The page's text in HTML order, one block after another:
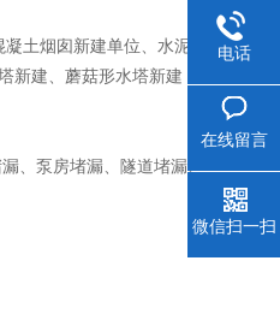
土烟囱新建单位、水泥
新建、蘑菇形水塔新建 筒
、泵房堵漏、隧道堵漏、
电话
在线留言
微信扫一扫